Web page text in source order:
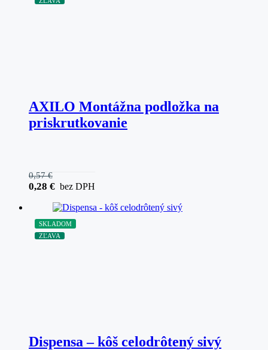
AXILO Montážna podložka na
priskrutkovanie
0,57€
0,28 € bez DPH
SKLADOM
ZĽAVA
Dispensa – kôš celodrôtený sivý